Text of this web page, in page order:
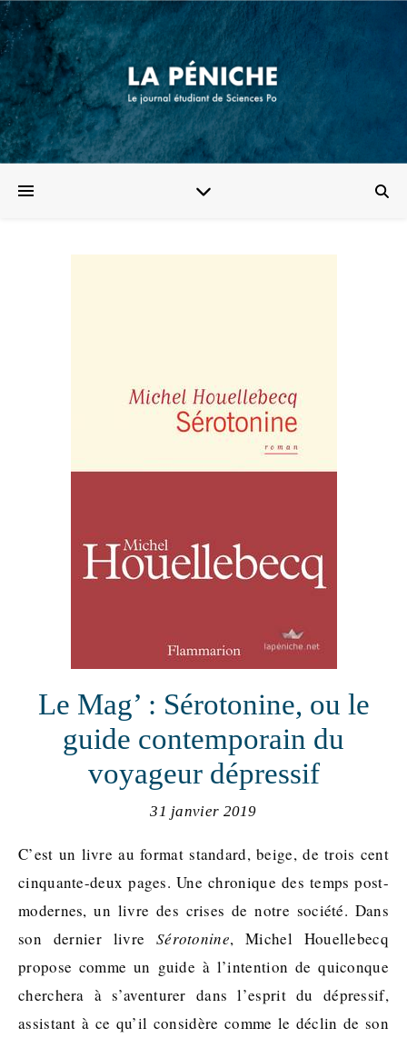
Le Mag’ : Sérotonine, ou le
guide contemporain du
voyageur dépressif
31 janvier 2019
C’est un livre au format standard, beige, de trois cent
cinquante-deux pages. Une chronique des temps post-
modernes, un livre des crises de notre société. Dans
son dernier livre Sérotonine, Michel Houellebecq
propose comme un guide à l’intention de quiconque
cherchera à s’aventurer dans l’esprit du dépressif,
assistant à ce qu’il considère comme le déclin de son